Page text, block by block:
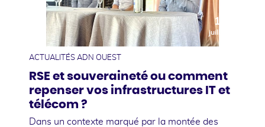
10
juillet
ACTUALITÉS ADN OUEST
RSE et souveraineté ou comment
repenser vos infrastructures IT et
télécom ?
Dans un contexte marqué par la montée des